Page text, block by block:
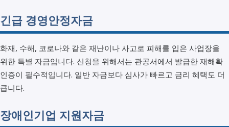
긴급 경영안정자금
화재, 수해, 코로나와 같은 재난이나 사고로 피해를 입은 사업장을
위한 특별 자금입니다. 신청을 위해서는 관공서에서 발급한 재해확
인증이 필수적입니다. 일반 자금보다 심사가 빠르고 금리 혜택도 더
큽니다.
장애인기업 지원자금